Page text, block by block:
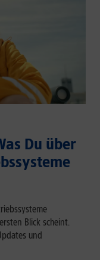
Du über
Blick scheint.
und